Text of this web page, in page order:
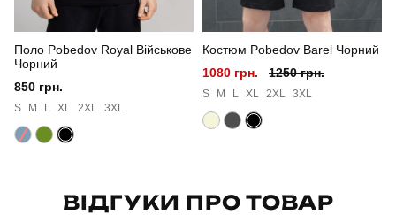
Колір темно-сірий
Матеріал плащівка
Склад тканини 100% поліестер
Країна - виробник
Поло Pobedov Royal Військове
Чорний
850 грн.
S M L XL 2XL 3XL
Костюм Pobedov Barel Чорний
1080 грн.
1250 грн.
S M L XL 2XL 3XL
ВІДГУКИ ПРО ТОВАР